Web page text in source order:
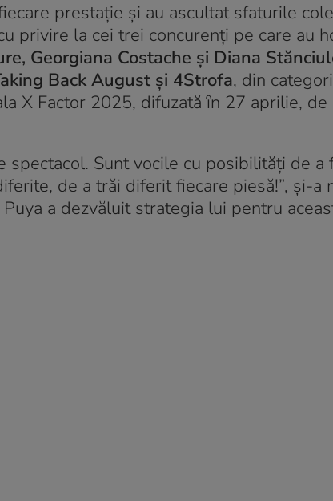
prestaţie și au ascultat sfaturile
privire la cei trei concurenţi pe care au
Georgiana Costache și Diana
Back August și 4Strofa, din
X Factor 2025, difuzată ȋn 27 aprilie,
spectacol. Sunt vocile cu posibilităţi de a
de a trăi diferit fiecare piesă!”, și-a
a dezvăluit strategia lui pentru